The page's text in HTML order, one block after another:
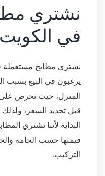
نشتري
في الكويت
نشتري مطابخ مستعملة
يرغبون في البيع بسبب
المنزل، حيث نحرص على
قبل تحديد السعر،
البداية لأننا نشتري
قيمتها حسب الخامة
التركيب.